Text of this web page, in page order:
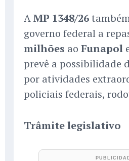
AMP 1348/26
governo federal a
milhões ao Funapol
prevê a possibilidade
por atividades
policiais federais,
Trâmite legislativo